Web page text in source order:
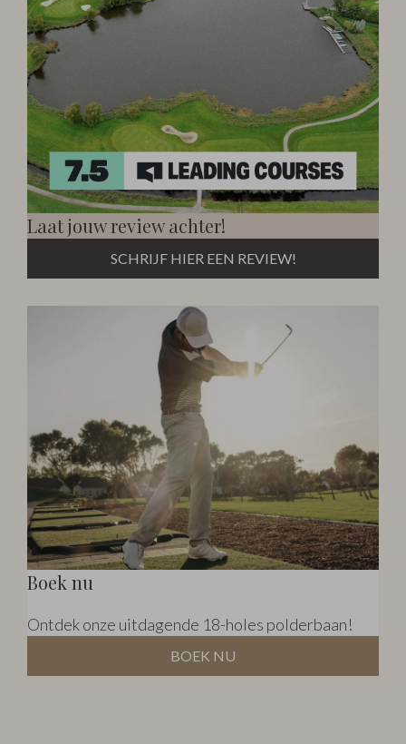
Laat jouw review achter!
SCHRIJF HIER EEN REVIEW!
Boek nu
Ontdek onze uitdagende 18-holes polderbaan!
BOEK NU